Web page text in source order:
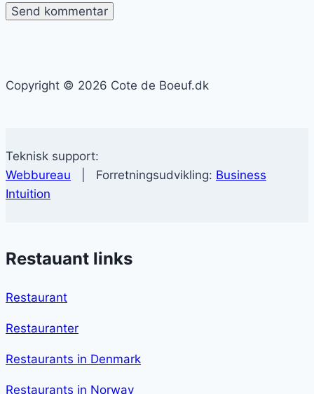
Copyright © 2026 Cote de Boeuf.dk
Teknisk support:
Webbureau | Forretningsudvikling: Business
Intuition
Restauant links
Restaurant
Restauranter
Restaurants in Denmark
Restaurants in Norway